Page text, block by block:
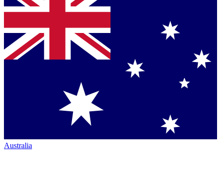
Australia